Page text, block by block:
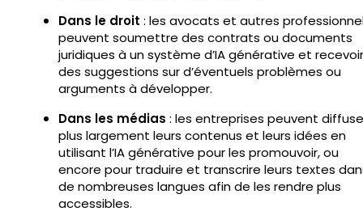
Dans le droit : les avocats et autres
peuvent soumettre des contrats ou documents
juridiques à un système d’IA générative et recevoir
des suggestions sur d’éventuels problèmes ou
arguments à développer.
Dans les médias : les entreprises peuvent
plus largement leurs contenus et leurs idées en
utilisant l’IA générative pour les promouvoir, ou
encore pour traduire et transcrire leurs textes
de nombreuses langues afin de les rendre plus
accessibles.